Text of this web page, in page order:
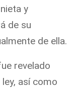
y
de su
de ella.
revelado
así como